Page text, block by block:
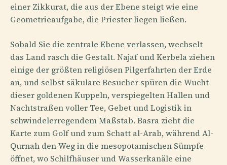
einer Zikkurat, die aus der Ebene steigt wie eine
Geometrieaufgabe, die Priester liegen ließen.
Sobald Sie die zentrale Ebene verlassen, wechselt
das Land rasch die Gestalt. Najaf und Kerbela ziehen
einige der größten religiösen Pilgerfahrten der Erde
an, und selbst säkulare Besucher spüren die Wucht
dieser goldenen Kuppeln, verspiegelten Hallen und
Nachtstraßen voller Tee, Gebet und Logistik in
schwindelerregendem Maßstab. Basra zieht die
Karte zum Golf und zum Schatt al-Arab, während Al-
Qurnah den Weg in die mesopotamischen Sümpfe
öffnet, wo Schilfhäuser und Wasserkanäle eine